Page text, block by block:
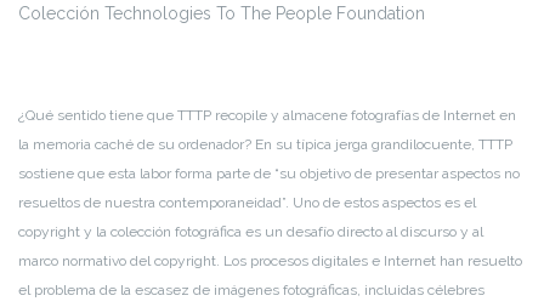
Colección Technologies To The People Foundation
¿Qué sentido tiene que TTTP recopile y almacene fotografías de Internet en
la memoria caché de su ordenador? En su típica jerga grandilocuente, TTTP
sostiene que esta labor forma parte de “su objetivo de presentar aspectos no
resueltos de nuestra contemporaneidad”. Uno de estos aspectos es el
copyright y la colección fotográfica es un desafío directo al discurso y al
marco normativo del copyright. Los procesos digitales e Internet han resuelto
el problema de la escasez de imágenes fotográficas, incluidas célebres